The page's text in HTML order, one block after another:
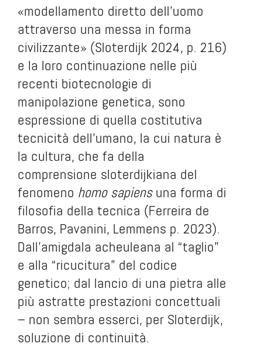
«modellamento diretto dell’uomo
attraverso una messa in forma
civilizzante» (Sloterdijk 2024, p. 216)
e la loro continuazione nelle più
recenti biotecnologie di
manipolazione genetica, sono
espressione di quella costitutiva
tecnicità dell'umano, la cui natura è
la cultura, che fa della
comprensione sloterdijkiana del
fenomeno homo sapiensuna forma di
filosofia della tecnica (Ferreira de
Barros, Pavanini, Lemmens p. 2023).
Dall’amigdala acheuleana al “taglio”
e alla “ricucitura” del codice
genetico; dal lancio di una pietra alle
più astratte prestazioni concettuali
– non sembra esserci, per Sloterdijk,
soluzione di continuità.